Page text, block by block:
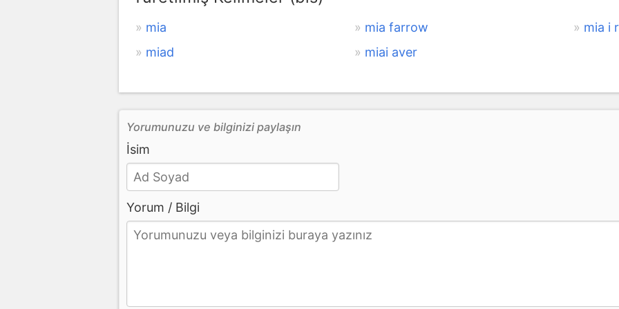
mia mia farrow
mia i
miad
miai aver
Yorumunuzu ve bilginizi paylaşın
İsim
Yorum / Bilgi